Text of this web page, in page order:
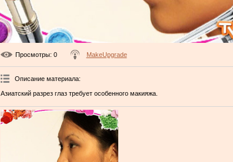
Просмотры: 0 MakeUpgrade
Описание материала:
Азиатский разрез глаз требует особенного макияжа.